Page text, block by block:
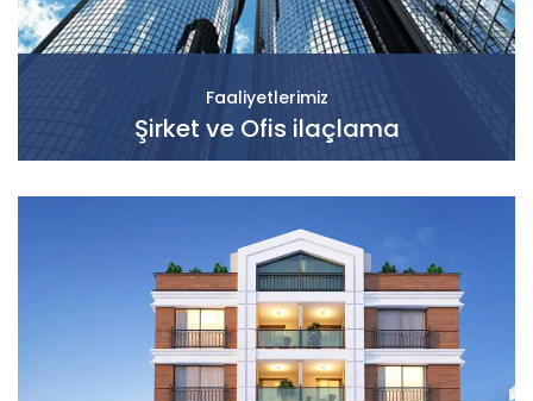
Faaliyetlerimiz
Şirket ve Ofis ilaçlama